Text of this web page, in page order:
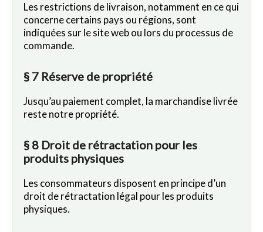
Les restrictions de livraison, notamment en ce qui
concerne certains pays ou régions, sont
indiquées sur le site web ou lors du processus de
commande.
§ 7 Réserve de propriété
Jusqu’au paiement complet, la marchandise livrée
reste notre propriété.
§ 8 Droit de rétractation pour les
produits physiques
Les consommateurs disposent en principe d’un
droit de rétractation légal pour les produits
physiques.